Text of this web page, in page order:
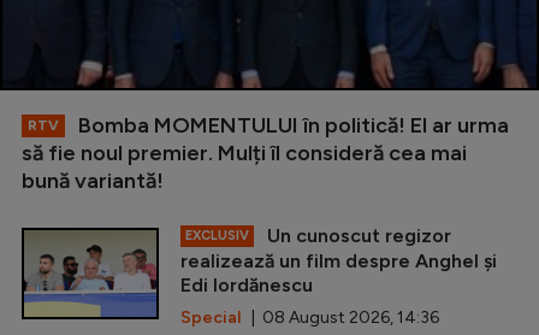
RTV
Bomba MOMENTULUI în politică! El ar urma
să fie noul premier. Mulți îl consideră cea mai
bună variantă!
EXCLUSIV
Un cunoscut regizor
realizează un film despre Anghel și
Edi Iordănescu
Special | 08 August 2026, 14:36